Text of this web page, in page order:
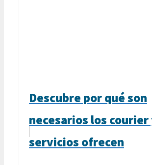
Descubre por qué son
necesarios los courier
servicios ofrecen